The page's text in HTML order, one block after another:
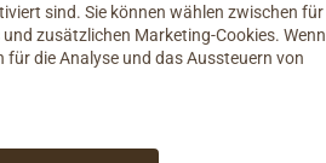
sind. Sie können wählen zwischen für
zusätzlichen Marketing-Cookies. Wenn
für die Analyse und das Aussteuern von